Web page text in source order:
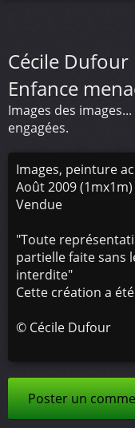
Cécile Dufour
Enfance
Images des
engagées.
Images, peinture
Août 2009 (1mx1m)
Vendue
"Toute
partielle faite sans
interdite"
Cette création a
© Cécile Dufour
Poster un